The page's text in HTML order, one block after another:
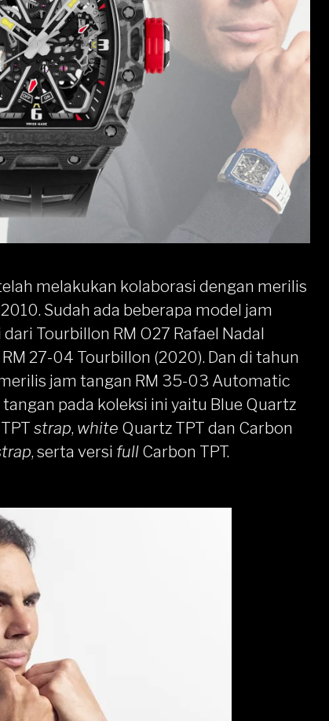
melakukan kolaborasi dengan merilis
Sudah ada beberapa model jam
Tourbillon RM O27 Rafael Nadal
27-04 Tourbillon (2020). Dan di tahun
jam tangan RM 35-03 Automatic
pada koleksi ini yaitu Blue Quartz
strap, white Quartz TPT dan Carbon
, serta versi full Carbon TPT.